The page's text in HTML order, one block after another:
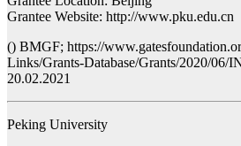
Grantee Website: http://www.pku.edu.cn
() BMGF; https://
Links/Grants-Database/Grants/2020/06/
20.02.2021
Peking University